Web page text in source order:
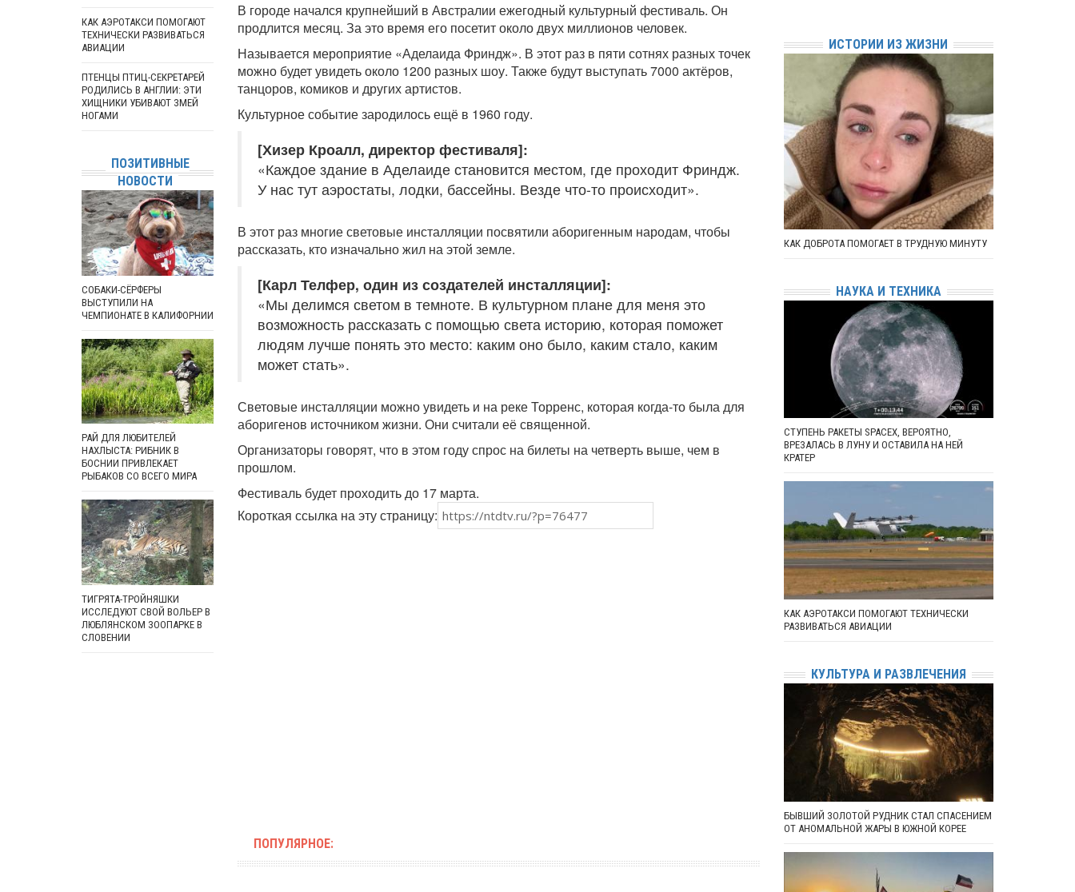
В городе начался крупнейший в Австралии ежегодный культурный фестиваль. Он
продлится месяц. За это время его посетит около двух миллионов человек.
Называется мероприятие «Аделаида Фриндж». В этот раз в пяти сотнях разных точек
можно будет увидеть около 1200 разных шоу. Также будут выступать 7000 актёров,
танцоров, комиков и других артистов.
Культурное событие зародилось ещё в 1960 году.
[Хизер Кроалл, директор фестиваля]:
«Каждое здание в Аделаиде становится местом, где проходит Фриндж.
У нас тут аэростаты, лодки, бассейны. Везде что-то происходит».
В этот раз многие световые инсталляции посвятили аборигенным народам, чтобы
рассказать, кто изначально жил на этой земле.
[Карл Телфер, один из создателей инсталляции]:
«Мы делимся светом в темноте. В культурном плане для меня это
возможность рассказать с помощью света историю, которая поможет
людям лучше понять это место: каким оно было, каким стало, каким
может стать».
Световые инсталляции можно увидеть и на реке Торренс, которая когда-то была для
аборигенов источником жизни. Они считали её священной.
Организаторы говорят, что в этом году спрос на билеты на четверть выше, чем в
прошлом.
Фестиваль будет проходить до 17 марта.
Короткая ссылка на эту страницу:
ПОПУЛЯРНОЕ:
КАК АЭРОТАКСИ ПОМОГАЮТ
ТЕХНИЧЕСКИ РАЗВИВАТЬСЯ
АВИАЦИИ
ПТЕНЦЫ ПТИЦ-СЕКРЕТАРЕЙ
РОДИЛИСЬ В АНГЛИИ: ЭТИ
ХИЩНИКИ УБИВАЮТ ЗМЕЙ
НОГАМИ
ПОЗИТИВНЫЕ
НОВОСТИ
СОБАКИ-СЁРФЕРЫ
ВЫСТУПИЛИ НА
ЧЕМПИОНАТЕ В КАЛИФОРНИИ
РАЙ ДЛЯ ЛЮБИТЕЛЕЙ
НАХЛЫСТА: РИБНИК В
БОСНИИ ПРИВЛЕКАЕТ
РЫБАКОВ СО ВСЕГО МИРА
ТИГРЯТА-ТРОЙНЯШКИ
ИССЛЕДУЮТ СВОЙ ВОЛЬЕР В
ЛЮБЛЯНСКОМ ЗООПАРКЕ В
СЛОВЕНИИ
ИСТОРИИ ИЗ ЖИЗНИ
КАК ДОБРОТА ПОМОГАЕТ В ТРУДНУЮ МИНУТУ
НАУКА И ТЕХНИКА
СТУПЕНЬ РАКЕТЫ SPACEX, ВЕРОЯТНО,
ВРЕЗАЛАСЬ В ЛУНУ И ОСТАВИЛА НА НЕЙ
КРАТЕР
КАК АЭРОТАКСИ ПОМОГАЮТ ТЕХНИЧЕСКИ
РАЗВИВАТЬСЯ АВИАЦИИ
КУЛЬТУРА И РАЗВЛЕЧЕНИЯ
БЫВШИЙ ЗОЛОТОЙ РУДНИК СТАЛ СПАСЕНИЕМ
ОТ АНОМАЛЬНОЙ ЖАРЫ В ЮЖНОЙ КОРЕЕ